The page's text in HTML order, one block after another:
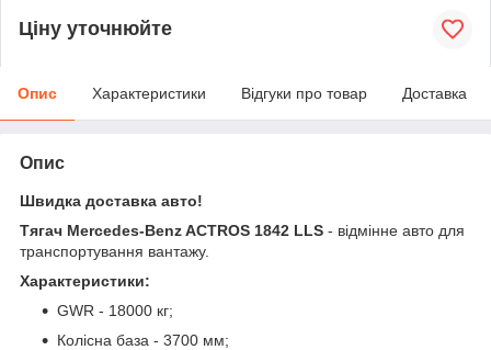
Ціну уточнюйте
Опис Характеристики Відгуки про товар Доставка
Опис
Швидка доставка авто!
Тягач Mercedes-Benz ACTROS 1842 LLS - відмінне авто для
транспортування вантажу.
Характеристики:
GWR - 18000 кг;
Колісна база - 3700 мм;